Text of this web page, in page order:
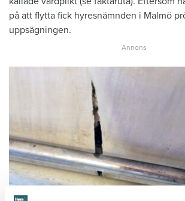
på att flytta fick hyresnämnden i Malmö
uppsägningen.